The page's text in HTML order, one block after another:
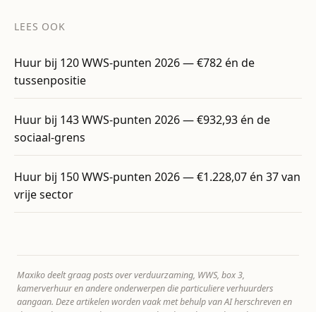
LEES OOK
Huur bij 120 WWS-punten 2026 — €782 én de
tussenpositie
Huur bij 143 WWS-punten 2026 — €932,93 én de
sociaal-grens
Huur bij 150 WWS-punten 2026 — €1.228,07 én 37 van
vrije sector
Maxiko deelt graag posts over verduurzaming, WWS, box 3,
kamerverhuur en andere onderwerpen die particuliere verhuurders
aangaan. Deze artikelen worden vaak met behulp van AI herschreven en